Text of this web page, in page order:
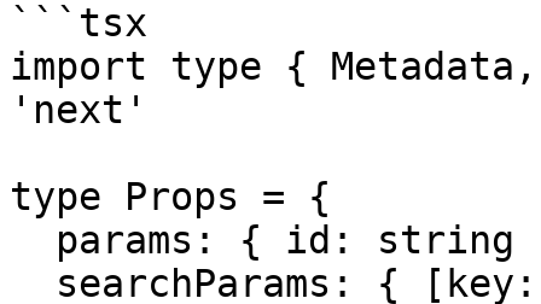
```tsx
import type {
'next'
type Props = {